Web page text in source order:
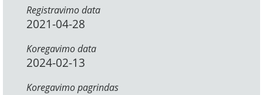
Registravimo data
2021-04-28
Koregavimo data
2024-02-13
Koregavimo pagrindas